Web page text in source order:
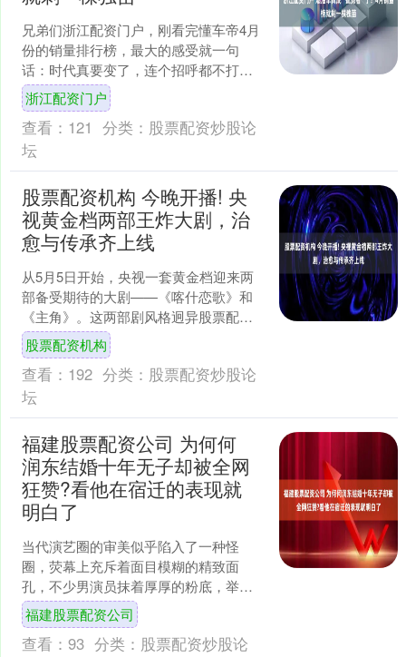
兄弟们浙江配资门户，刚看完懂车帝4月
份的销量排行榜，最大的感受就一句
话：时代真要变了，连个招呼都不打。
先看前十名都有谁：吉利星愿、小米
SU7、特斯拉Model....
浙江配资门户
查看： 121 分类： 股票配资炒股论
坛
股票配资机构 今晚开播! 央
视黄金档两部王炸大剧，治
愈与传承齐上线
从5月5日开始，央视一套黄金档迎来两
部备受期待的大剧——《喀什恋歌》和
《主角》。这两部剧风格迥异股票配资
机构，但都值得一看，既有温馨治愈的
乡愁故事，也有厚重的文....
股票配资机构
查看： 192 分类： 股票配资炒股论
坛
福建股票配资公司 为何何
润东结婚十年无子却被全网
狂赞?看他在宿迁的表现就
明白了
当代演艺圈的审美似乎陷入了一种怪
圈，荧幕上充斥着面目模糊的精致面
孔，不少男演员抹着厚厚的粉底，举手
投足间透着一股阴柔之气。这种缺乏辨
识度的容貌，加上部分作品过度....
福建股票配资公司
查看： 93 分类： 股票配资炒股论